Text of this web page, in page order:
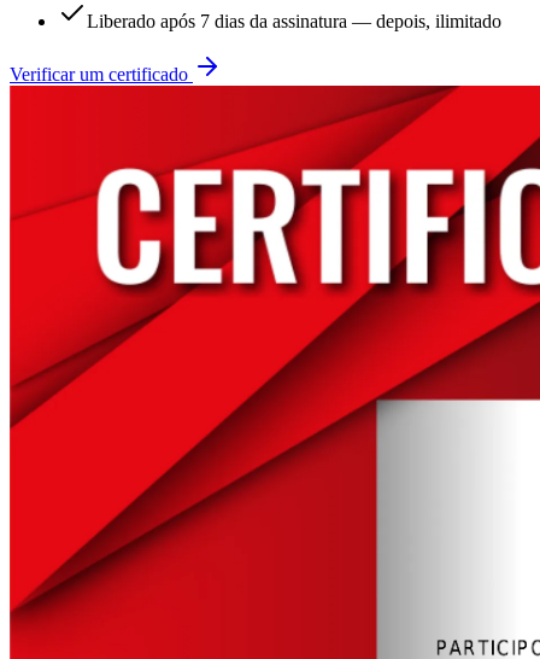
Liberado após 7 dias da assinatura — depois, ilimitado
Verificar um certificado